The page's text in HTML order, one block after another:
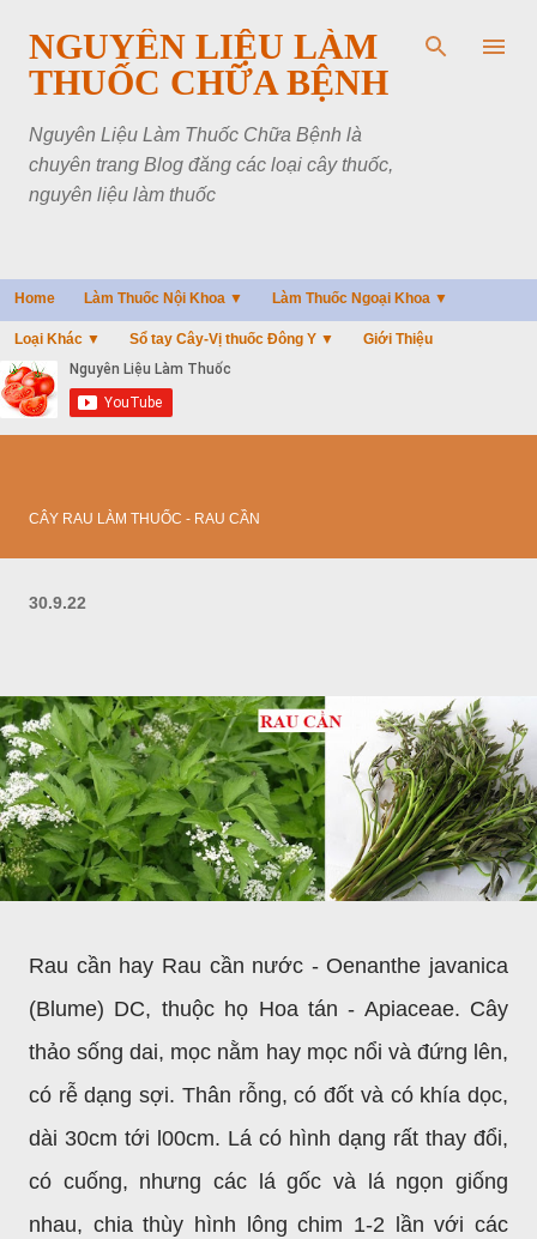
Chuyển đến nội dung chính
NGUYÊN LIỆU LÀM
THUỐC CHỮA BỆNH
Nguyên Liệu Làm Thuốc Chữa Bệnh là
chuyên trang Blog đăng các loại cây thuốc,
nguyên liệu làm thuốc
Home Làm Thuốc Nội Khoa ▼ Làm Thuốc Ngoại Khoa ▼
Loại Khác ▼ Sổ tay Cây-Vị thuốc Đông Y ▼ Giới Thiệu
CÂY RAU LÀM THUỐC - RAU CẦN
30.9.22
Rau cần hay Rau cần nước - Oenanthe javanica
(Blume) DC, thuộc họ Hoa tán - Apiaceae. Cây
thảo sống dai, mọc nằm hay mọc nổi và đứng lên,
có rễ dạng sợi. Thân rỗng, có đốt và có khía dọc,
dài 30cm tới l00cm. Lá có hình dạng rất thay đổi,
có cuống, nhưng các lá gốc và lá ngọn giống
nhau, chia thùy hình lông chim 1-2 lần với các